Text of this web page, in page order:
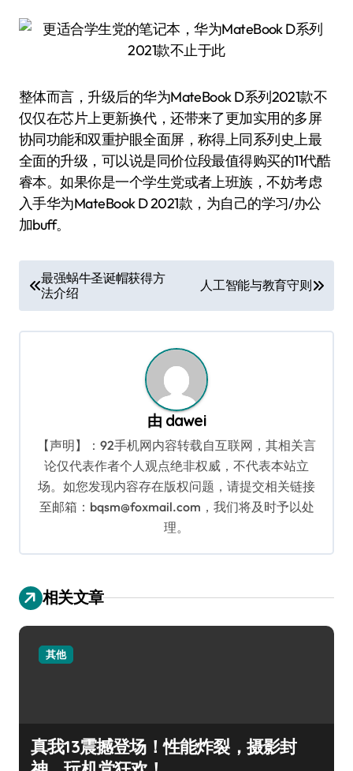
整体而言，升级后的华为MateBook D系列2021款不
仅仅在芯片上更新换代，还带来了更加实用的多屏
协同功能和双重护眼全面屏，称得上同系列史上最
全面的升级，可以说是同价位段最值得购买的11代酷
睿本。如果你是一个学生党或者上班族，不妨考虑
入手华为MateBook D 2021款，为自己的学习/办公
加buff。
章
导
最强蜗牛圣诞帽获得方
法介绍
人工智能与教育守则
由 dawei
【声明】：92手机网内容转载自互联网，其相关言
论仅代表作者个人观点绝非权威，不代表本站立
场。如您发现内容存在版权问题，请提交相关链接
至邮箱：bqsm@foxmail.com，我们将及时予以处
理。
相关文章
其他
真我13震撼登场！性能炸裂，摄影封